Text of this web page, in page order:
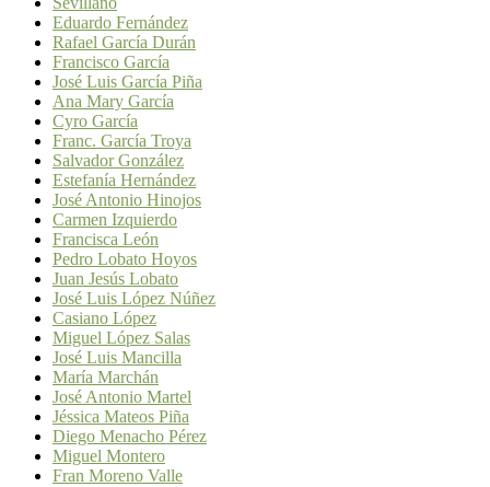
Eduardo Fernández
Rafael García Durán
Francisco García
José Luis García Piña
Ana Mary García
Cyro García
Franc. García Troya
Salvador González
Estefanía Hernández
José Antonio Hinojos
Carmen Izquierdo
Francisca León
Pedro Lobato Hoyos
Juan Jesús Lobato
José Luis López Núñez
Casiano López
Miguel López Salas
José Luis Mancilla
María Marchán
José Antonio Martel
Jéssica Mateos Piña
Diego Menacho Pérez
Miguel Montero
Fran Moreno Valle